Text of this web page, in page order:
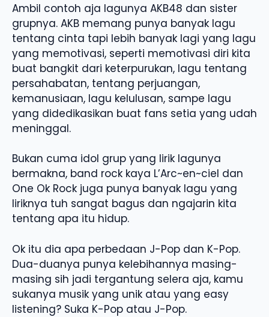
Ambil contoh aja lagunya AKB48 dan sister
grupnya. AKB memang punya banyak lagu
tentang cinta tapi lebih banyak lagi yang lagu
yang memotivasi, seperti memotivasi diri kita
buat bangkit dari keterpurukan, lagu tentang
persahabatan, tentang perjuangan,
kemanusiaan, lagu kelulusan, sampe lagu
yang didedikasikan buat fans setia yang udah
meninggal.
Bukan cuma idol grup yang lirik lagunya
bermakna, band rock kaya L’Arc~en~ciel dan
One Ok Rock juga punya banyak lagu yang
liriknya tuh sangat bagus dan ngajarin kita
tentang apa itu hidup.
Ok itu dia apa perbedaan J-Pop dan K-Pop.
Dua-duanya punya kelebihannya masing-
masing sih jadi tergantung selera aja, kamu
sukanya musik yang unik atau yang easy
listening? Suka K-Pop atau J-Pop.